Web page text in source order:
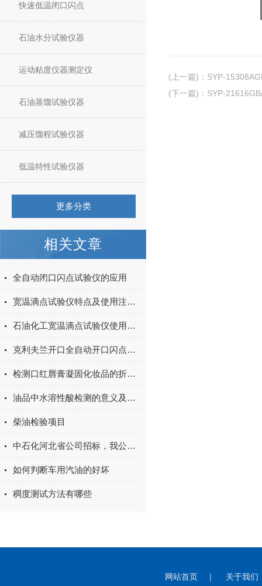
快速低温闭口闪点
石油水分试验仪器
运动粘度仪器测定仪
石油蒸馏试验仪器
减压馏程试验仪器
低温特性试验仪器
更多分类
相关文章
全自动闭口闪点试验仪的应用
宽温滴点试验仪特点及使用注意事项
石油化工宽温滴点试验仪使用方法
克利夫兰开口全自动开口闪点燃点试验仪使用方法
检测口红唇膏凝固化妆品的折断试验仪技术参数
油品中水溶性酸检测的意义及检测方法
柴油检验项目
中石化河北省公司招标，我公司一举中标
如何判断车用汽油的好坏
稠度测试方法有哪些
(上一篇) ： SYP-
(下一篇) ： SYP-
网站首页 | 关于我们